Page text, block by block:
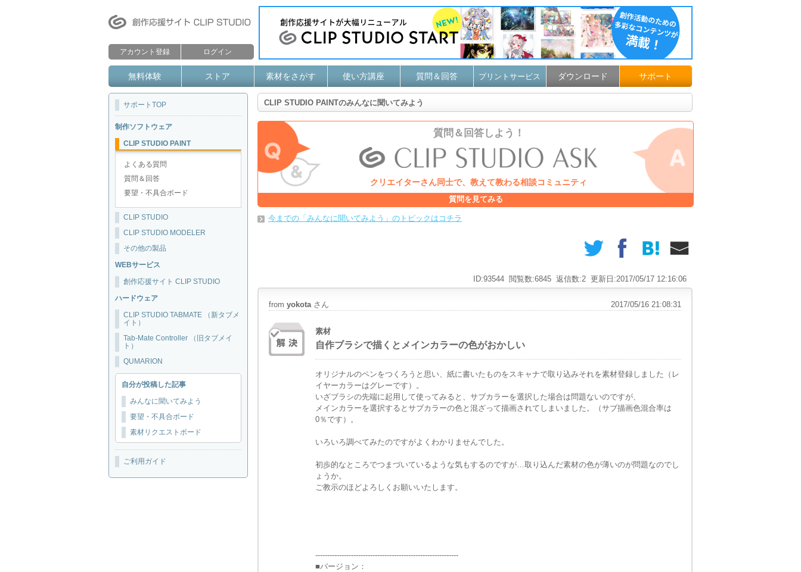
アカウント登録 ログイン
無料体験 ストア 素材をさがす 使い方講座 質問＆回答 プリントサービス ダウンロード サポート
サポートTOP
制作ソフトウェア
CLIP STUDIO PAINT
よくある質問
質問＆回答
要望・不具合ボード
CLIP STUDIO
CLIP STUDIO MODELER
その他の製品
WEBサービス
創作応援サイト CLIP STUDIO
ハードウェア
CLIP STUDIO TABMATE （新タブメ
イト）
Tab-Mate Controller （旧タブメイ
ト）
QUMARION
自分が投稿した記事
みんなに聞いてみよう
要望・不具合ボード
素材リクエストボード
ご利用ガイド
CLIP STUDIO PAINTのみんなに聞いてみよう
質問＆回答しよう！
クリエイターさん同士で、教えて教わる相談コミュニティ
質問を見てみる
今までの「みんなに聞いてみよう」のトピックはコチラ
更新日:2017/05/17 12:16:06
返信数:2
閲覧数:6845
ID:93544
from yokota さん 2017/05/16 21:08:31
素材
自作ブラシで描くとメインカラーの色がおかしい
オリジナルのペンをつくろうと思い、紙に書いたものをスキャナで取り込みそれを素材登録しました （レ
イヤーカラーはグレーです）。
いざブラシの先端に起用して使ってみると、 サブカラーを選択した場合は問題ないのですが、
メインカラーを選択するとサブカラーの色と混ざって描画されてしまいました。（サブ描画色混合率は
0％です）。
いろいろ調べてみたのですがよくわかりませんでした。
初歩的なところでつまづいているような気もするのですが…取り込んだ素材の色が薄いのが問題なのでし
ょうか。
ご教示のほどよろしくお願いいたします。
------------------------------------------------------------
■バージョン：